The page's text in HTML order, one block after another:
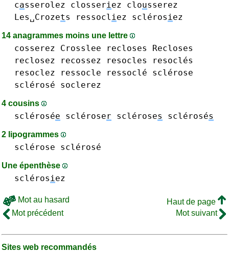
casserolez closseriez clousserez
Les␣Crozets ressocliez sclérosiez
14 anagrammes moins une lettre
cosserez Crosslee
recloses Recloses
reclosez
recossez
resocles resoclés
resoclez
ressocle ressoclé
sclérose
sclérosé
soclerez
4 cousins
sclérosée scléroser scléroses sclérosés
2 lipogrammes
sclérose sclérosé
Une épenthèse
sclérosiez
Mot au hasard
Haut de page
Mot précédent
Mot suivant
Sites web recommandés